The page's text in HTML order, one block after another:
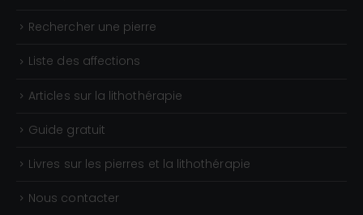
Rechercher une pierre
Liste des affections
Articles sur la lithothérapie
Guide gratuit
Livres sur les pierres et la lithothérapie
Nous contacter